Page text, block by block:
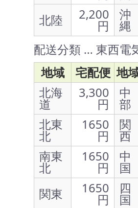
北陸
2,200
円
沖
縄
配送分類 … 東西電
地域
宅配便 地
北海
道
3,300
円
中
部
北東
北
1650
円
関
西
南東
北
1650
円
中
国
関東
1650
円
四
国